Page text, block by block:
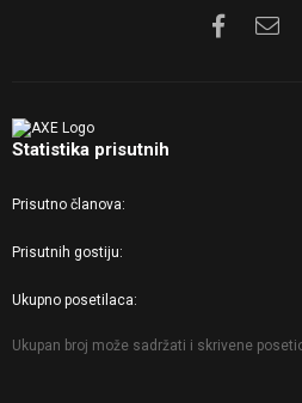
Statistika prisutnih
Prisutno članova
Prisutnih gostiju
Ukupno posetilaca
Ukupan broj može sadržati i skrivene